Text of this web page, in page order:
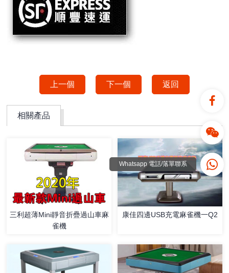
上一個 下一個 返回
相關產品
三利超薄Mini靜音折疊過山車麻
雀機
康佳四邊USB充電麻雀機一Q2
Whatsapp 電話/落單聯系